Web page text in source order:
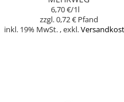
6,70 €/1l
0,72 €
inkl. 19% MwSt. ,exkl.